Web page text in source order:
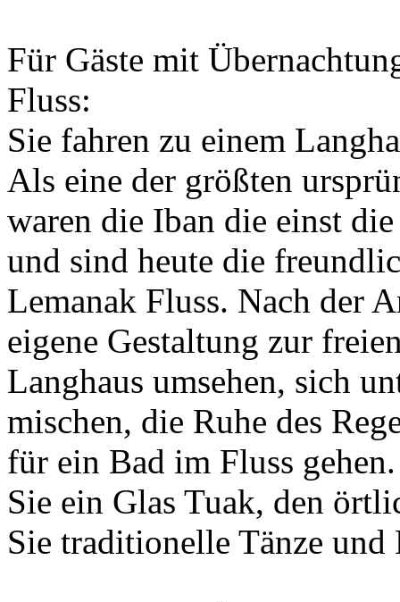
Für Gäste mit
Fluss:
Sie fahren zu einem
Als eine der größten
waren die Iban die einst
und sind heute die
Lemanak Fluss. Nach der
eigene Gestaltung zur
Langhaus umsehen, sich
mischen, die Ruhe des
für ein Bad im Fluss
Sie ein Glas Tuak, den
Sie traditionelle Tänze